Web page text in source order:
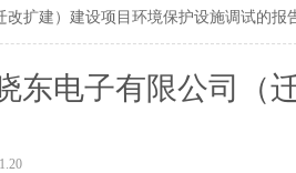
改扩建）建设项目环境保护设施调试的报
东电子有限公司（